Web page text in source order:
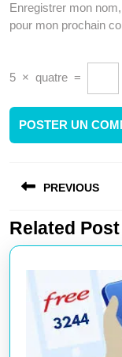
Enregistrer mon
pour mon prochain
5 × quatre =
de
l’article
PREVIOUS
Article
précédent
Related Post